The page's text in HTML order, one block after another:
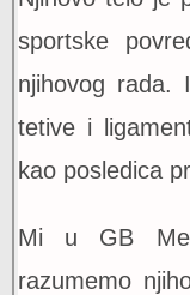
sportske
njihovog rada.
tetive i
kao posledica
Mi u GB
razumemo